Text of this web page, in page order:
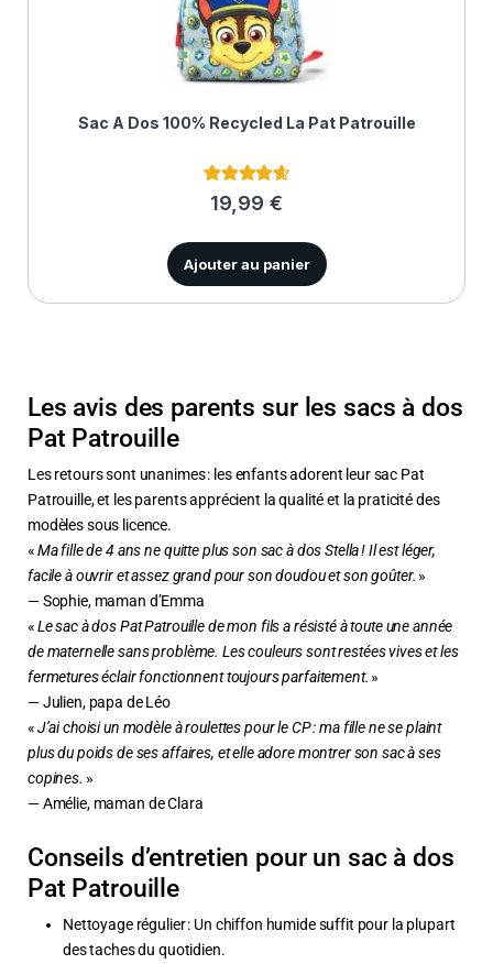
Sac À Dos 100% Recycled La Pat Patrouille
Noté4.67
sur 5
notations
19,99 €
Ajouter au panier
Les avis des parents sur les sacs à dos
Pat Patrouille
Les retours sont unanimes : les enfants adorent leur sac Pat
Patrouille, et les parents apprécient la qualité et la praticité des
modèles sous licence.
«Ma fille de 4 ans ne quitte plus son sac à dos Stella ! Il est léger,
facile à ouvrir et assez grand pour son doudou et son goûter. »
— Sophie, maman d’Emma
«Le sac à dos Pat Patrouille de mon fils a résisté à toute une année
de maternelle sans problème. Les couleurs sont restées vives et les
fermetures éclair fonctionnent toujours parfaitement. »
— Julien, papa de Léo
«J’ai choisi un modèle à roulettes pour le CP : ma fille ne se plaint
plus du poids de ses affaires, et elle adore montrer son sac à ses
copines. »
— Amélie, maman de Clara
Conseils d’entretien pour un sac à dos
Pat Patrouille
Nettoyage régulier : Un chiffon humide suffit pour la plupart
des taches du quotidien.